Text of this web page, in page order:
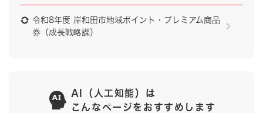
令和8年度 岸和田市地域ポイント・プレミアム商品
券（成長戦略課）
AI（人工知能）は
こんなページをおすすめします